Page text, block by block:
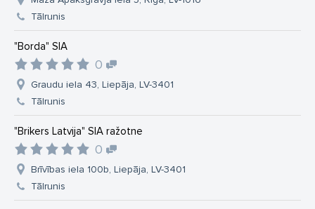
Tālrunis
"Borda" SIA
0
Graudu iela 43, Liepāja, LV-3401
Tālrunis
"Brikers Latvija" SIA ražotne
0
Brīvības iela 100b, Liepāja, LV-3401
Tālrunis